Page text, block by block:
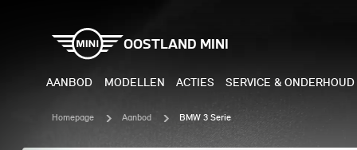
OOSTLAND MINI
AANBOD MODELLEN ACTIES SERVICE & ONDERHOUD
Homepage Aanbod BMW 3 Serie